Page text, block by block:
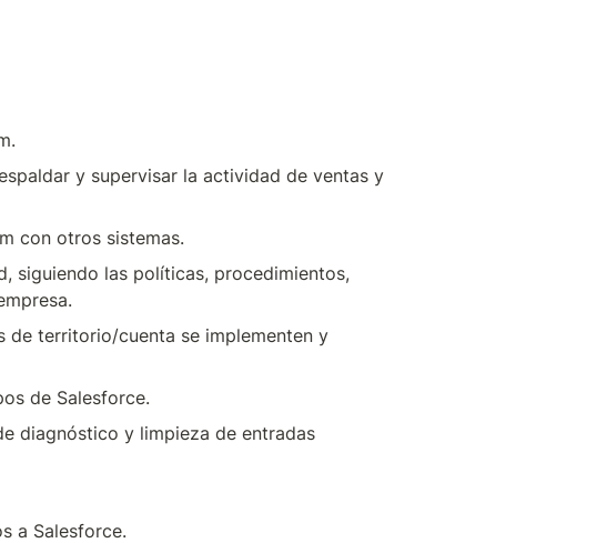
y supervisar la actividad de ventas y
con otros sistemas.
siguiendo las políticas, procedimientos,
de territorio/cuenta se implementen y
de Salesforce.
diagnóstico y limpieza de entradas
a Salesforce.